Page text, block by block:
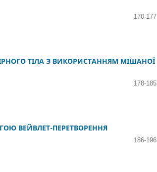
170-177
ТІЛА З ВИКОРИСТАННЯМ МІШАНОЇ
178-185
ВЕЙВЛЕТ-ПЕРЕТВОРЕННЯ
186-196